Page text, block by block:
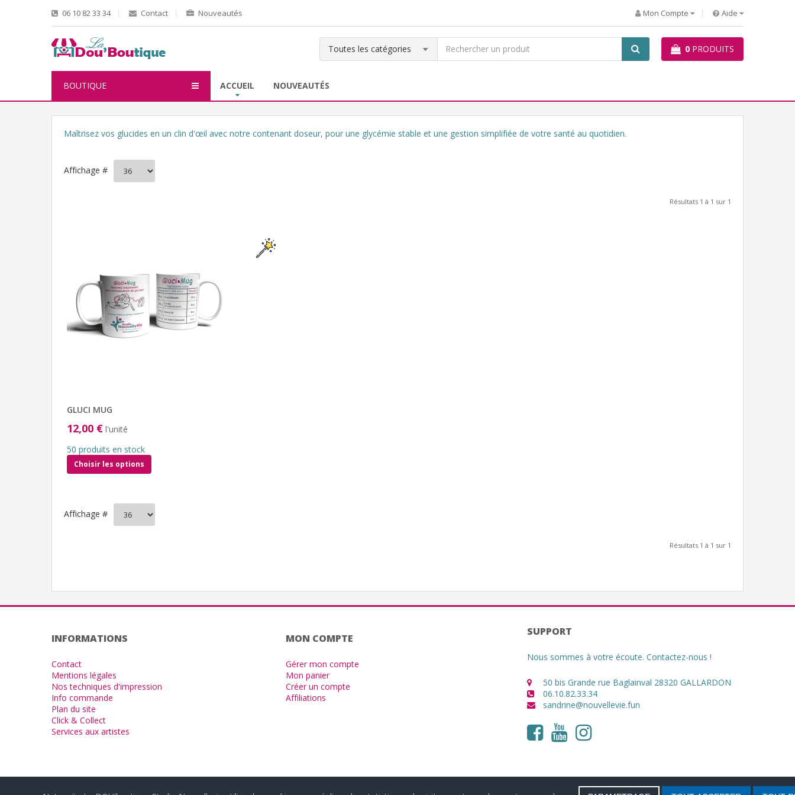
06 10 82 33 34 Contact Nouveautés Mon Compte Aide
0 PRODUITS
BOUTIQUE ACCUEIL NOUVEAUTÉS
Maîtrisez vos glucides en un clin d'œil avec notre contenant doseur, pour une glycémie stable et une gestion simplifiée de votre santé au quotidien.
Affichage #
Résultats 1 à 1 sur 1
GLUCI MUG
12,00 € l'unité
50 produits en stock
Choisir les options
Affichage #
Résultats 1 à 1 sur 1
INFORMATIONS
Contact
Mentions légales
Nos techniques d'impression
Info commande
Plan du site
Click & Collect
Services aux artistes
MON COMPTE
Gérer mon compte
Mon panier
Créer un compte
Affiliations
SUPPORT
Nous sommes à votre écoute. Contactez-nous !
50 bis Grande rue Baglainval 28320 GALLARDON
06.10.82.33.34
sandrine@nouvellevie.fun